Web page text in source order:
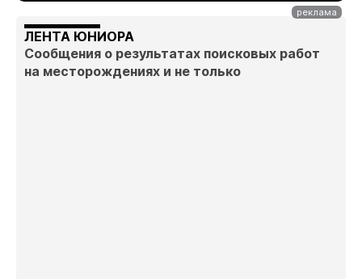
ЛЕНТА ЮНИОРА
Сообщения о результатах поисковых работ
на месторождениях и не только